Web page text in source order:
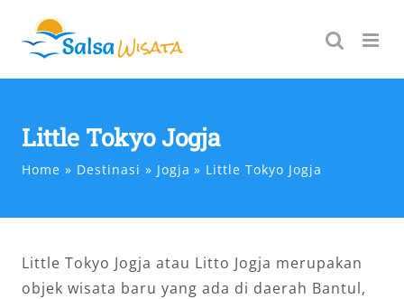
content
Little Tokyo Jogja
Home Destinasi Jogja Little Tokyo Jogja
Little Tokyo Jogja atau Litto Jogja merupakan
objek wisata baru yang ada di daerah Bantul,